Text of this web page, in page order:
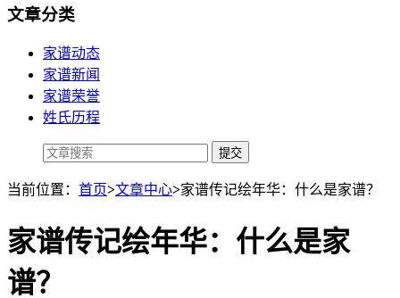
文章分类
家谱动态
家谱新闻
家谱荣誉
姓氏历程
当前位置： 首页>文章中心>家谱传记绘年华：什么是家谱？
家谱传记绘年华：什么是家
谱？